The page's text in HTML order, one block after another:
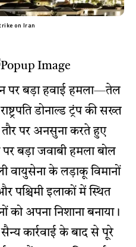
on Iran
पर बड़ा हवाई हमला—तेल
डोनाल्ड ट्रंप की सख्त
पर अनसुना करते हुए
बड़ा जवाबी हमला बोल
वायुसेना के लड़ाकू विमानों
पश्चिमी इलाकों में स्थित
को अपना निशाना बनाया।
कार्रवाई के बाद से पूरे